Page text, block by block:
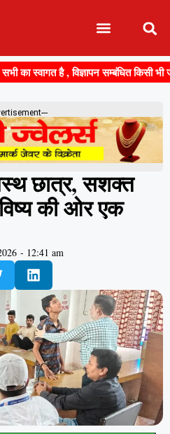
है , विज्ञापन सम्बंधित किसी भी
छात्र, सशक्त
की ओर एक
- 12:41 am